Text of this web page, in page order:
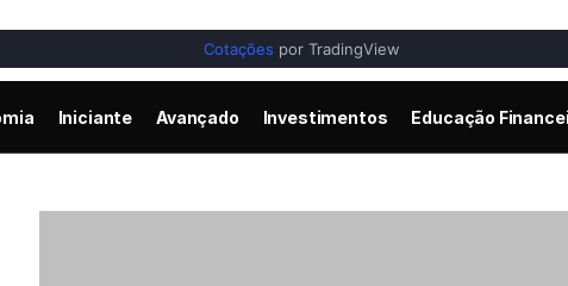
Cotações por TradingView
Iniciante Avançado Investimentos Educação